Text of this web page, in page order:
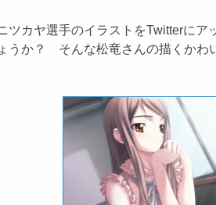
カヤ選手のイラストをTwitterに
うか？ そんな松竜さんの描くか